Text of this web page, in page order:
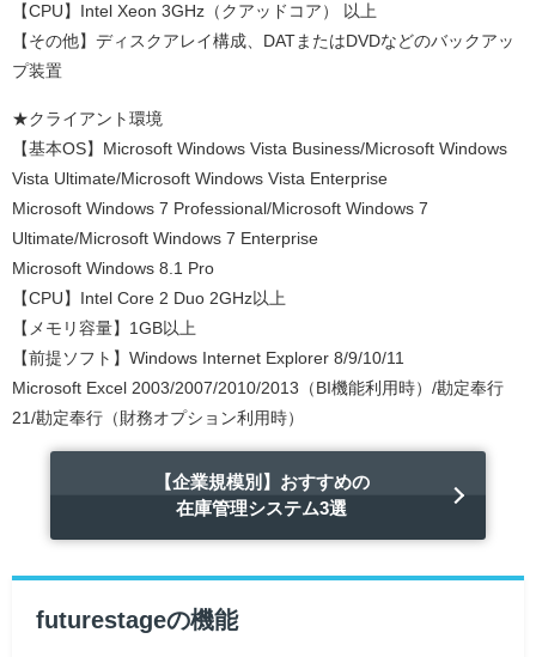
【CPU】Intel Xeon 3GHz（クアッドコア） 以上
【その他】ディスクアレイ構成、DATまたはDVDなどのバックアッ
プ装置
★クライアント環境
【基本OS】Microsoft Windows Vista Business/Microsoft Windows
Vista Ultimate/Microsoft Windows Vista Enterprise
Microsoft Windows 7 Professional/Microsoft Windows 7
Ultimate/Microsoft Windows 7 Enterprise
Microsoft Windows 8.1 Pro
【CPU】Intel Core 2 Duo 2GHz以上
【メモリ容量】1GB以上
【前提ソフト】Windows Internet Explorer 8/9/10/11
Microsoft Excel 2003/2007/2010/2013（BI機能利用時）/勘定奉行
21/勘定奉行（財務オプション利用時）
【企業規模別】おすすめの
在庫管理システム3選
futurestageの機能